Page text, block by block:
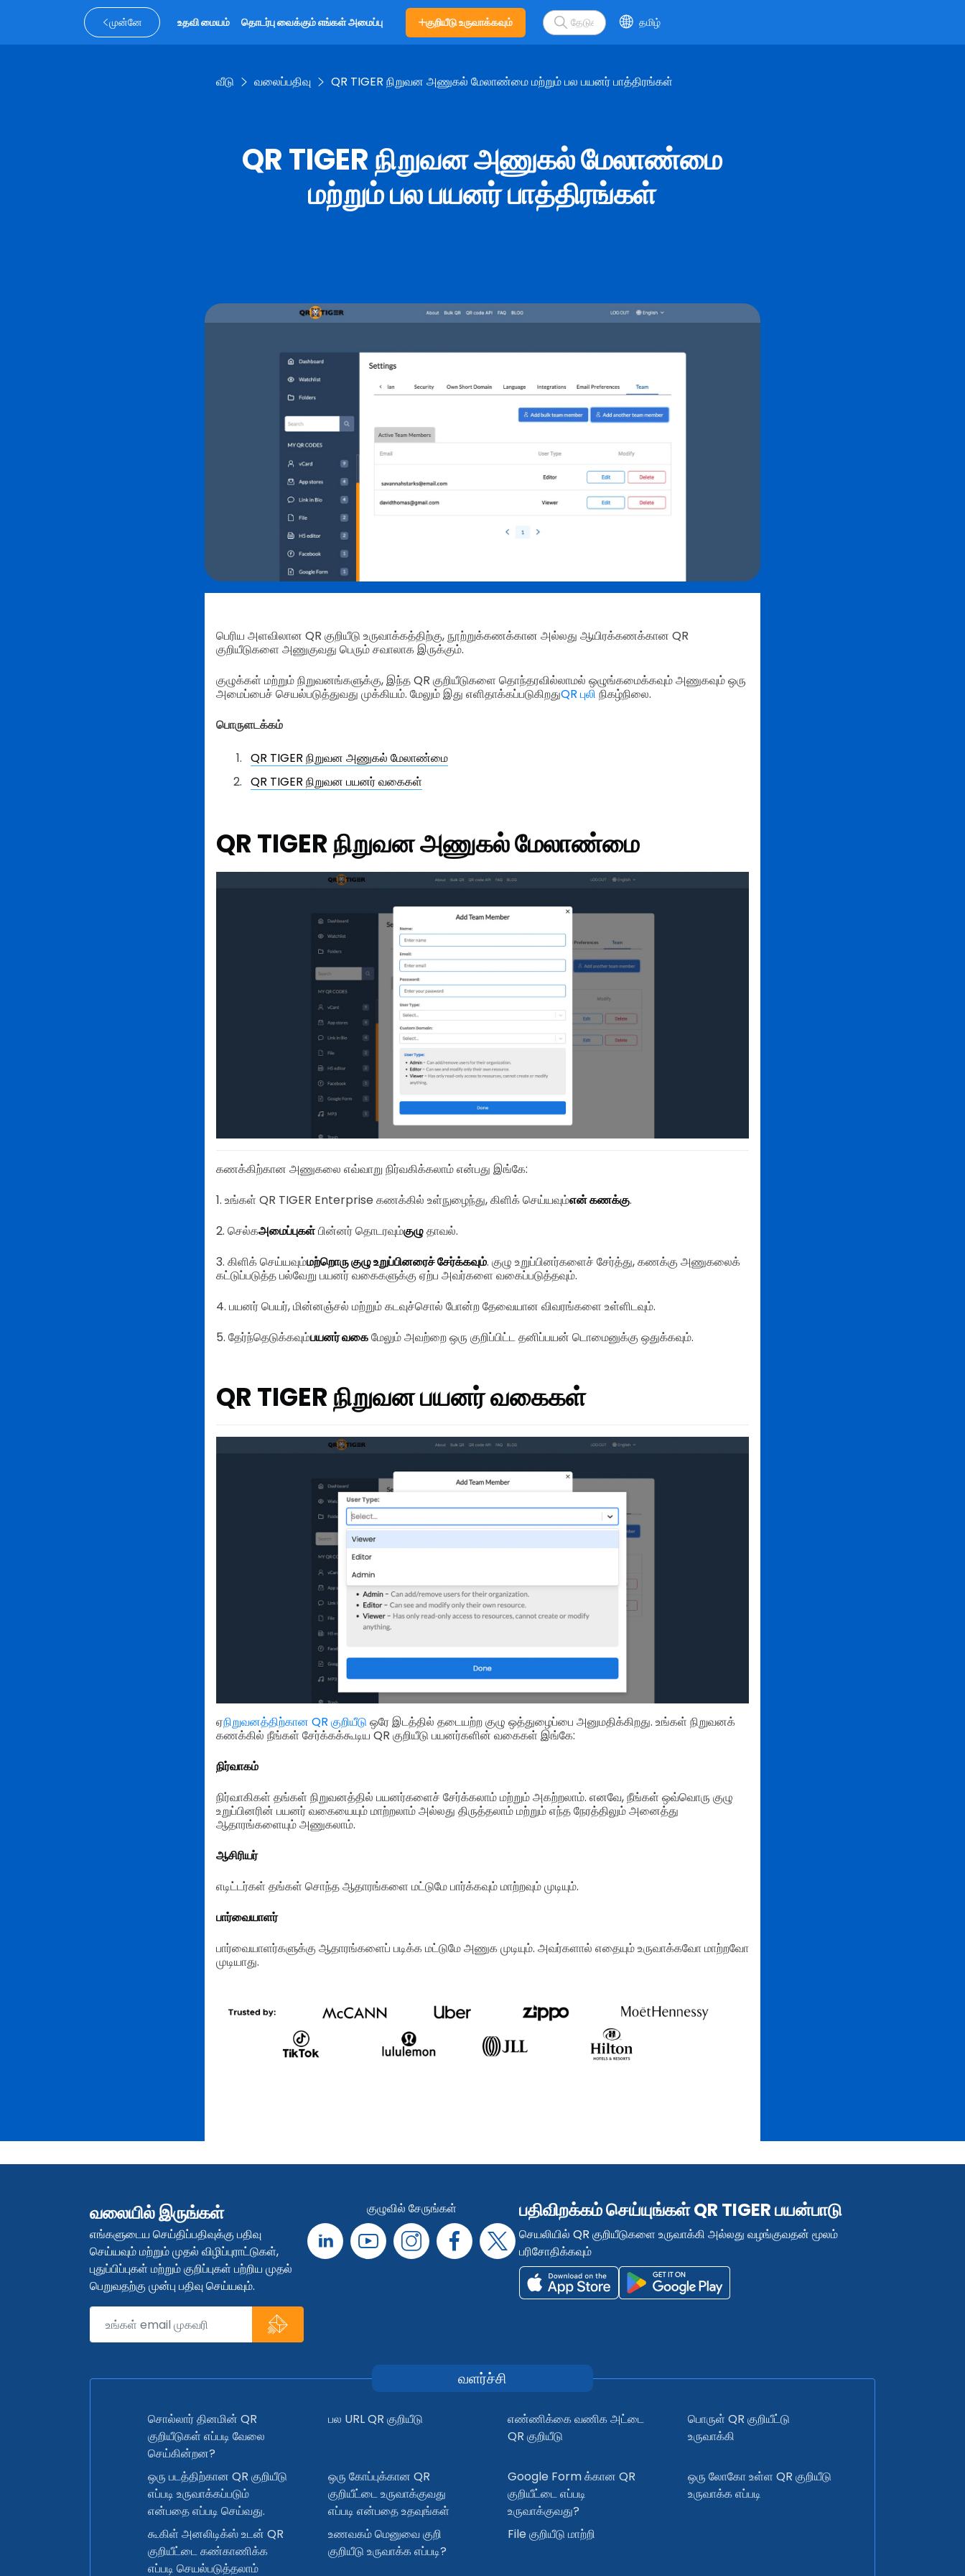
முன்னே உதவி மையம் தொடர்பு வைக்கும் எங்கள் அமைப்பு குறியீடு உருவாக்கவும் தமிழ்
வீடு வலைப்பதிவு QR TIGER நிறுவன அணுகல் மேலாண்மை மற்றும் பல பயனர் பாத்திரங்கள்
QR TIGER நிறுவன அணுகல் மேலாண்மை
மற்றும் பல பயனர் பாத்திரங்கள்
பெரிய அளவிலான QR குறியீடு உருவாக்கத்திற்கு, நூற்றுக்கணக்கான அல்லது ஆயிரக்கணக்கான QR
குறியீடுகளை அணுகுவது பெரும் சவாலாக இருக்கும்.
குழுக்கள் மற்றும் நிறுவனங்களுக்கு, இந்த QR குறியீடுகளை தொந்தரவில்லாமல் ஒழுங்கமைக்கவும் அணுகவும் ஒரு
அமைப்பைச் செயல்படுத்துவது முக்கியம். மேலும் இது எளிதாக்கப்படுகிறதுQR புலி நிகழ்நிலை.
பொருளடக்கம்
QR TIGER நிறுவன அணுகல் மேலாண்மை
QR TIGER நிறுவன பயனர் வகைகள்
QR TIGER நிறுவன அணுகல் மேலாண்மை
கணக்கிற்கான அணுகலை எவ்வாறு நிர்வகிக்கலாம் என்பது இங்கே:
1. உங்கள் QR TIGER Enterprise கணக்கில் உள்நுழைந்து, கிளிக் செய்யவும்என் கணக்கு.
2. செல்கஅமைப்புகள்பின்னர் தொடரவும்குழுதாவல்.
3. கிளிக் செய்யவும்மற்றொரு குழு உறுப்பினரைச் சேர்க்கவும். குழு உறுப்பினர்களைச் சேர்த்து, கணக்கு அணுகலைக்
கட்டுப்படுத்த பல்வேறு பயனர் வகைகளுக்கு ஏற்ப அவர்களை வகைப்படுத்தவும்.
4. பயனர் பெயர், மின்னஞ்சல் மற்றும் கடவுச்சொல் போன்ற தேவையான விவரங்களை உள்ளிடவும்.
5. தேர்ந்தெடுக்கவும்பயனர் வகைமேலும் அவற்றை ஒரு குறிப்பிட்ட தனிப்பயன் டொமைனுக்கு ஒதுக்கவும்.
QR TIGER நிறுவன பயனர் வகைகள்
ஏநிறுவனத்திற்கான QR குறியீடு ஒரே இடத்தில் தடையற்ற குழு ஒத்துழைப்பை அனுமதிக்கிறது. உங்கள் நிறுவனக்
கணக்கில் நீங்கள் சேர்க்கக்கூடிய QR குறியீடு பயனர்களின் வகைகள் இங்கே:
நிர்வாகம்
நிர்வாகிகள் தங்கள் நிறுவனத்தில் பயனர்களைச் சேர்க்கலாம் மற்றும் அகற்றலாம். எனவே, நீங்கள் ஒவ்வொரு குழு
உறுப்பினரின் பயனர் வகையையும் மாற்றலாம் அல்லது திருத்தலாம் மற்றும் எந்த நேரத்திலும் அனைத்து
ஆதாரங்களையும் அணுகலாம்.
ஆசிரியர்
எடிட்டர்கள் தங்கள் சொந்த ஆதாரங்களை மட்டுமே பார்க்கவும் மாற்றவும் முடியும்.
பார்வையாளர்
பார்வையாளர்களுக்கு ஆதாரங்களைப் படிக்க மட்டுமே அணுக முடியும். அவர்களால் எதையும் உருவாக்கவோ மாற்றவோ
முடியாது.
வலையில் இருங்கள்
எங்களுடைய செய்திப்பதிவுக்கு பதிவு
செய்யவும் மற்றும் முதல் விழிப்புராட்டுகள்,
புதுப்பிப்புகள் மற்றும் குறிப்புகள் பற்றிய முதல்
பெறுவதற்கு முன்பு பதிவு செய்யவும்.
குழுவில் சேருங்கள் பதிவிறக்கம் செய்யுங்கள் QR TIGER பயன்பாடு
செயலியில் QR குறியீடுகளை உருவாக்கி அல்லது வழங்குவதன் மூலம்
பரிசோதிக்கவும்
வளர்ச்சி
சொல்லார் தினமின் QR
குறியீடுகள் எப்படி வேலை
செய்கின்றன?
பல URL QR குறியீடு
எண்ணிக்கை வணிக அட்டை
QR குறியீடு
பொருள் QR குறியீட்டு
உருவாக்கி
ஒரு படத்திற்கான QR குறியீடு
எப்படி உருவாக்கப்படும்
என்பதை எப்படி செய்வது.
ஒரு கோப்புக்கான QR
குறியீட்டை உருவாக்குவது
எப்படி என்பதை உதவுங்கள்
Google Form க்கான QR
குறியீட்டை எப்படி
உருவாக்குவது?
ஒரு லோகோ உள்ள QR குறியீடு
உருவாக்க எப்படி
கூகிள் அனலிடிக்ஸ் உடன் QR
குறியீட்டை கண்காணிக்க
எப்படி செயல்படுத்தலாம்
உணவகம் மெனுவை குறி
குறியீடு உருவாக்க எப்படி?
File குறியீடு மாற்றி